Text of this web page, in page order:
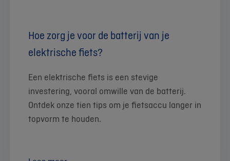
Hoe zorg je voor de batterij van je
elektrische fiets?
Een elektrische fiets is een stevige
investering, vooral omwille van de batterij.
Ontdek onze tien tips om je fietsaccu langer in
topvorm te houden.